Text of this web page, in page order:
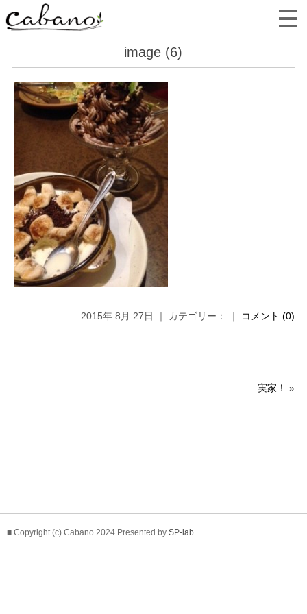
image (6)
2015年 8月 27日 ｜ カテゴリー： ｜ コメント (0)
実家！ »
■ Copyright (c) Cabano 2024 Presented by SP-lab